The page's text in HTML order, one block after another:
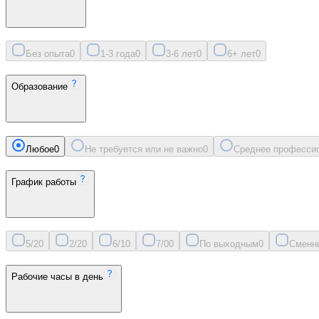
Без опыта0 1-3 года0 3-6 лет0 6+ лет0
Образование
Любое0 Не требуется или не важно0 Среднее
График работы
5/20 2/20 6/10 7/00 По выходным0
Рабочие часы в день